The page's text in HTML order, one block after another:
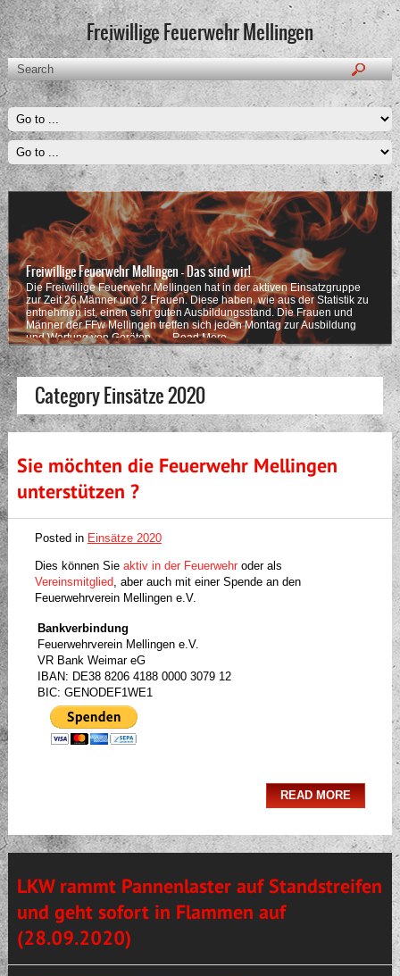
Freiwillige Feuerwehr Mellingen
Freiwillige Feuerwehr Mellingen - Das sind wir!
Die Freiwillige Feuerwehr Mellingen hat in der aktiven Einsatzgruppe
zur Zeit 26 Männer und 2 Frauen. Diese haben, wie aus der Statistik zu
entnehmen ist, einen sehr guten Ausbildungsstand. Die Frauen und
Männer der FFw Mellingen treffen sich jeden Montag zur Ausbildung
und Wartung von Geräten . … Read More
Category Einsätze 2020
Sie möchten die Feuerwehr Mellingen
unterstützen ?
Posted in Einsätze 2020
Dies können Sie aktiv in der Feuerwehroder als
Vereinsmitglied, aber auch mit einer Spende an den
Feuerwehrverein Mellingen e.V.
Bankverbindung
Feuerwehrverein Mellingen e.V.
VR Bank Weimar eG
IBAN: DE38 8206 4188 0000 3079 12
BIC: GENODEF1WE1
READ MORE
LKW rammt Pannenlaster auf Standstreifen
und geht sofort in Flammen auf
(28.09.2020)